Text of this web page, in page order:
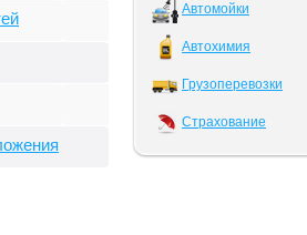
Автомойки
Автохимия
Грузоперевозки
Страхование